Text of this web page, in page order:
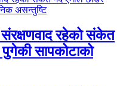
संरक्षणवाद रहेको संकेत
पुगेकी सापकोटाको